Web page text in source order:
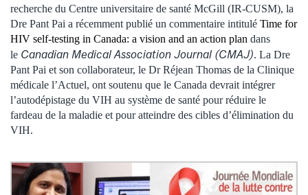
recherche du Centre universitaire de santé McGill (IR-CUSM), la
Dre Pant Pai a récemment publié un commentaire intitulé Time for
HIV self-testing in Canada: a vision and an action plan dans
le Canadian Medical Association Journal (CMAJ). La Dre
Pant Pai et son collaborateur, le Dr Réjean Thomas de la Clinique
médicale l’Actuel, ont soutenu que le Canada devrait intégrer
l’autodépistage du VIH au système de santé pour réduire le
fardeau de la maladie et pour atteindre des cibles d’élimination du
VIH.